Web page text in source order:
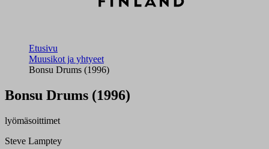
Etusivu
Muusikot ja yhtyeet
Bonsu Drums (1996)
Bonsu Drums (1996)
lyömäsoittimet
Steve Lamptey